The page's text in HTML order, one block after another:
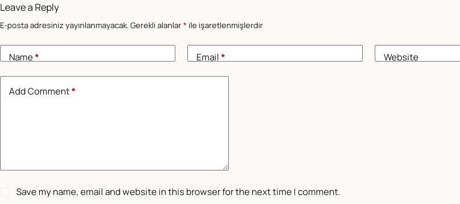
Leave a Reply
E-posta adresiniz yayınlanmayacak.Gerekli alanlar* ile işaretlenmişlerdir
Name* Email* Website
Add Comment*
Save my name, email and website in this browser for the next time I comment.